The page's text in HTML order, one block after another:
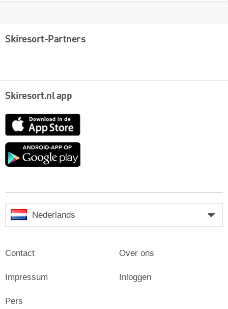
Skiresort-Partners
Skiresort.nl app
App
Google
Nederlands
Contact
Impressum
Pers
Over ons
Inloggen